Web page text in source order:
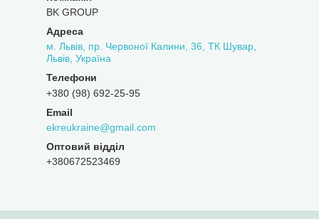
BK GROUP
м. Львів, пр. Червоної Калини, 36, ТК Шувар,
Львів, Україна
+380 (98) 692-25-95
ekreukraine@gmail.com
Оптовий відділ
+380672523469